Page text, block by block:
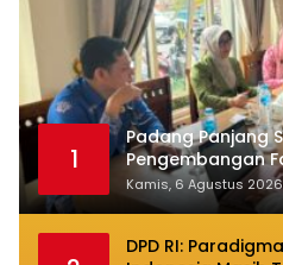
1
Padang Panjang
Pengembangan
Budaya Lokal
Kamis, 6 Agustus 2026
DPD RI: